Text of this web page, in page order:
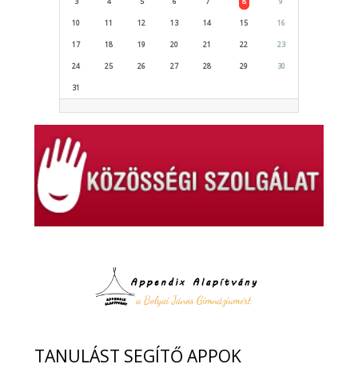
10 11 12 13 14 15 16
17 18 19 20 21 22 23
24 25 26 27 28 29 30
31
TANULÁST SEGÍTŐ APPOK